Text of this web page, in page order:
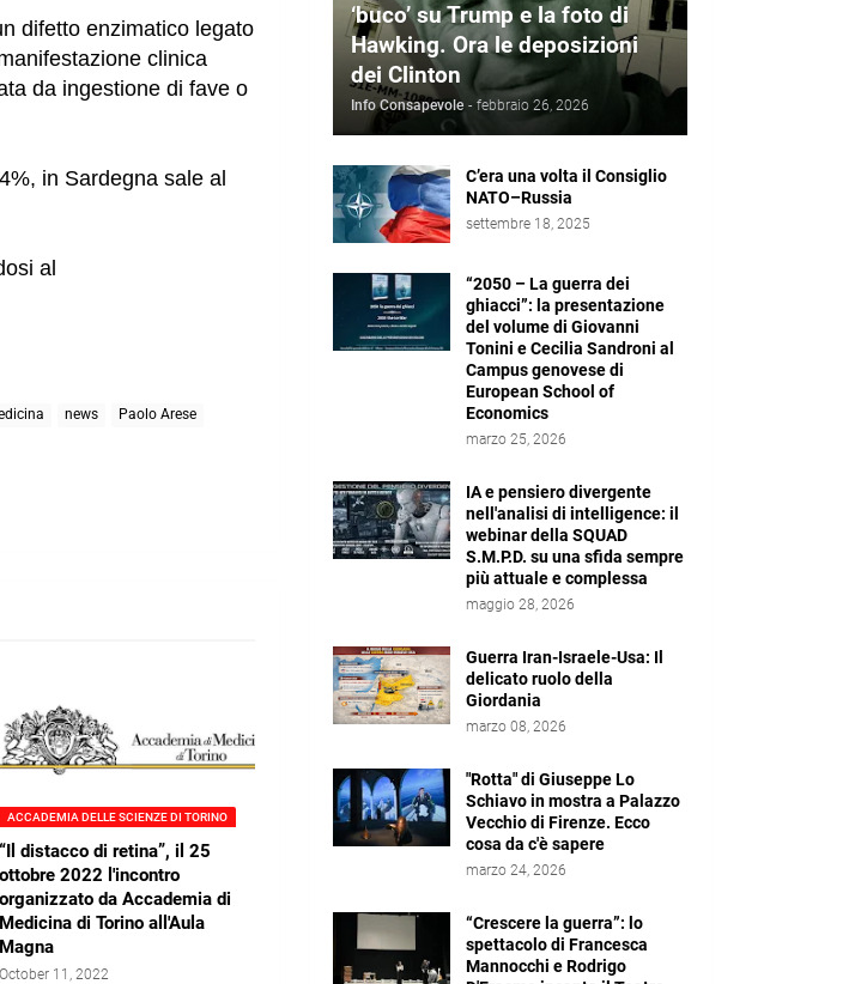
difetto enzimatico legato
clinica
da ingestione di fave o
in Sardegna sale al
al
news
Paolo Arese
ACCADEMIA DELLE SCIENZE DI TORINO
“Il distacco di retina”, il 25
ottobre 2022 l'incontro
organizzato da Accademia di
Medicina di Torino all'Aula
Magna
October 11, 2022
‘buco’ su Trump e la foto di
Hawking. Ora le deposizioni
dei Clinton
Info Consapevole - febbraio 26, 2026
C’era una volta il Consiglio
NATO–Russia
settembre 18, 2025
“2050 – La guerra dei
ghiacci”: la presentazione
del volume di Giovanni
Tonini e Cecilia Sandroni al
Campus genovese di
European School of
Economics
marzo 25, 2026
IA e pensiero divergente
nell'analisi di intelligence: il
webinar della SQUAD
S.M.P.D. su una sfida sempre
più attuale e complessa
maggio 28, 2026
Guerra Iran-Israele-Usa: Il
delicato ruolo della
Giordania
marzo 08, 2026
"Rotta" di Giuseppe Lo
Schiavo in mostra a Palazzo
Vecchio di Firenze. Ecco
cosa da c'è sapere
marzo 24, 2026
“Crescere la guerra”: lo
spettacolo di Francesca
Mannocchi e Rodrigo